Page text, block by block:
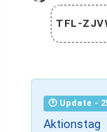
TFL-
🕐 Update -
Aktionstag